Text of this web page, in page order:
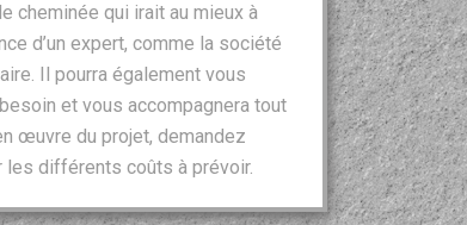
cheminée qui irait au mieux à
d’un expert, comme la société
Il pourra également vous
et vous accompagnera tout
œuvre du projet, demandez
les différents coûts à prévoir.